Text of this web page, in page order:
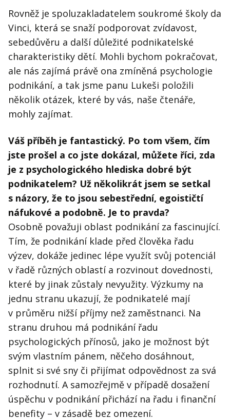
Rovněž je spoluzakladatelem soukromé školy da
Vinci, která se snaží podporovat zvídavost,
sebedůvěru a další důležité podnikatelské
charakteristiky dětí. Mohli bychom pokračovat,
ale nás zajímá právě ona zmíněná psychologie
podnikání, a tak jsme panu Lukeši položili
několik otázek, které by vás, naše čtenáře,
mohly zajímat.
Váš příběh je fantastický. Po tom všem, čím
jste prošel a co jste dokázal, můžete říci, zda
je z psychologického hlediska dobré být
podnikatelem? Už několikrát jsem se setkal
s názory, že to jsou sebestřední, egoističtí
náfukové a podobně. Je to pravda?
Osobně považuji oblast podnikání za fascinující.
Tím, že podnikání klade před člověka řadu
výzev, dokáže jedinec lépe využít svůj potenciál
v řadě různých oblastí a rozvinout dovednosti,
které by jinak zůstaly nevyužity. Výzkumy na
jednu stranu ukazují, že podnikatelé mají
v průměru nižší příjmy než zaměstnanci. Na
stranu druhou má podnikání řadu
psychologických přínosů, jako je možnost být
svým vlastním pánem, něčeho dosáhnout,
splnit si své sny či přijímat odpovědnost za svá
rozhodnutí. A samozřejmě v případě dosažení
úspěchu v podnikání přichází na řadu i finanční
benefity – v zásadě bez omezení.